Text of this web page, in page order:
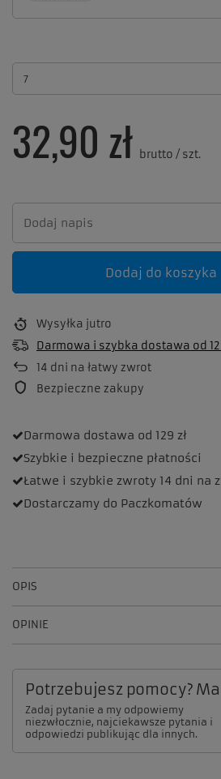
7
32,90 zł brutto / szt.
Dodaj do koszyka
Wysyłka jutro
Darmowa i szybka dostawa od
14 dni na łatwy zwrot
Bezpieczne zakupy
Darmowa dostawa od 129 zł
Szybkie i bezpieczne płatności
Łatwe i szybkie zwroty 14 dni na
Dostarczamy do Paczkomatów
OPIS
OPINIE
Potrzebujesz pomocy?
Zadaj pytanie a my odpowiemy
niezwłocznie, najciekawsze pytania i
odpowiedzi publikując dla innych.